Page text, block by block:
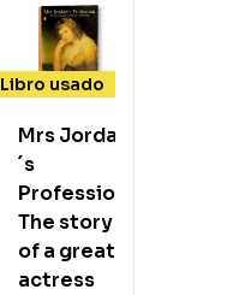
Libro usado
Mrs Jordan
´s
Profession.
The story
of a great
actress